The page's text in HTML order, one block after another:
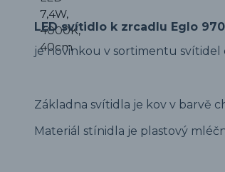
LED svítidlo k zrcadlu Eglo
je novinkou v sortimentu svítidel
Základna svítidla je kov v barvě
Materiál stínidla je plastový